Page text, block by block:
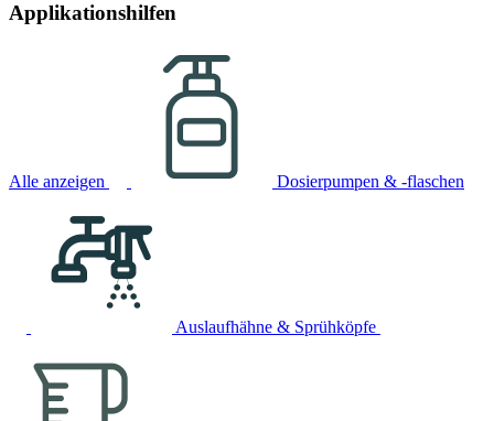
Applikationshilfen
Alle anzeigen Dosierpumpen & -flaschen
Auslaufhähne & Sprühköpfe